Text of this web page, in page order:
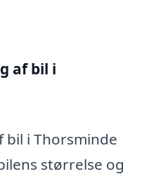
af bil i
bil i Thorsminde
størrelse og